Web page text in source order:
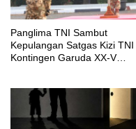
Panglima TNI Sambut
Kepulangan Satgas Kizi TNI
Kontingen Garuda XX-V